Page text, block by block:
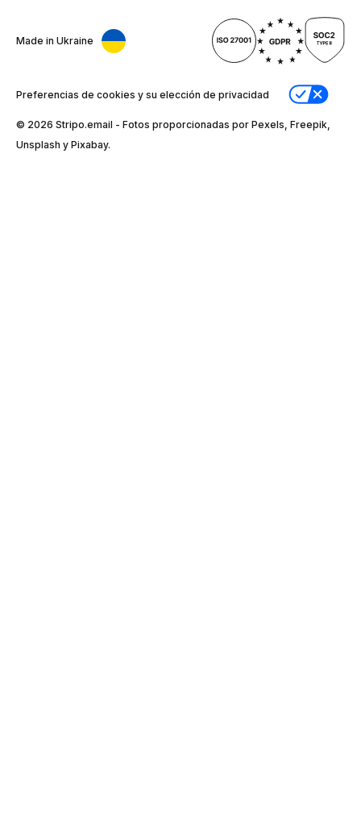
Made in Ukraine
Preferencias de cookies y su elección de privacidad
© 2026 Stripо.email - Fotos proporcionadas por Pexels, Freepik,
Unsplash y Pixabay.